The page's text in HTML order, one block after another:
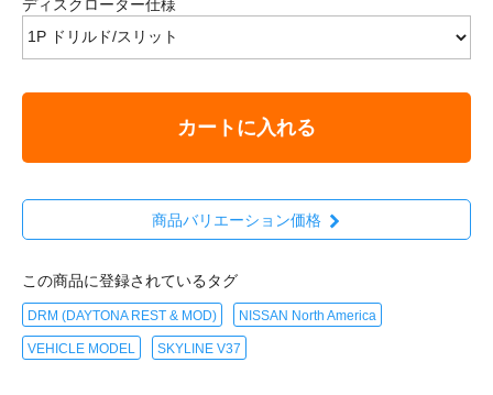
ディスクローター仕様
カートに入れる
商品バリエーション価格
この商品に登録されているタグ
DRM (DAYTONA REST & MOD) NISSAN North America
VEHICLE MODEL SKYLINE V37